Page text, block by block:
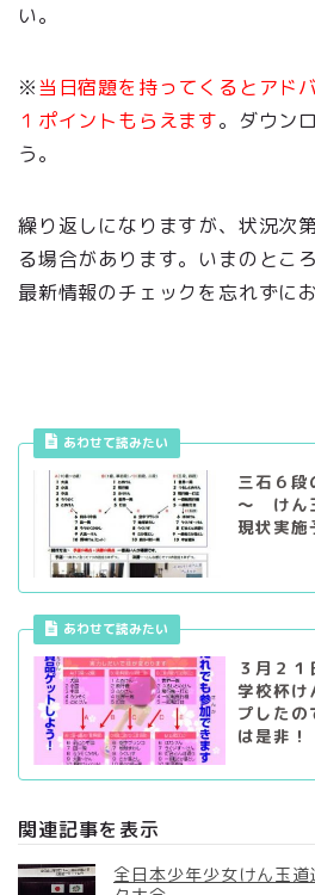
い。
※当日宿題を持ってくるとアド
１ポイントもらえます。ダウン
う。
繰り返しになりますが、状況次
る場合があります。いまのとこ
最新情報のチェックを忘れずに
あわせて読みたい
三石６
～ けん
現状実施
あわせて読みたい
３月２
学校杯け
プしたの
は是非！
関連記事を表示
全日本少年少女けん玉